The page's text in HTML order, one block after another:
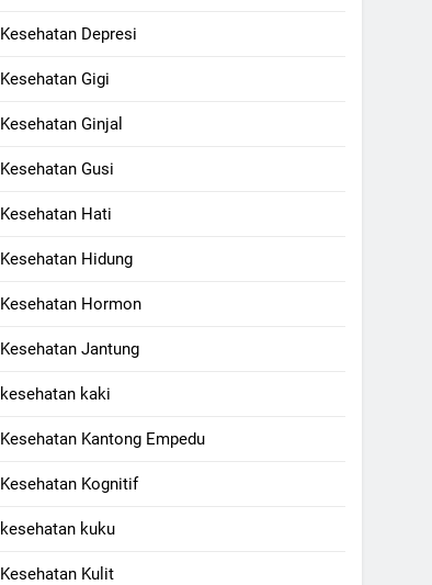
Kesehatan Depresi
Kesehatan Gigi
Kesehatan Ginjal
Kesehatan Gusi
Kesehatan Hati
Kesehatan Hidung
Kesehatan Hormon
Kesehatan Jantung
kesehatan kaki
Kesehatan Kantong Empedu
Kesehatan Kognitif
kesehatan kuku
Kesehatan Kulit